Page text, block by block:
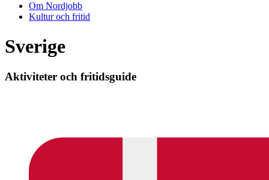
Om Nordjobb
Kultur och fritid
Sverige
Aktiviteter och fritidsguide